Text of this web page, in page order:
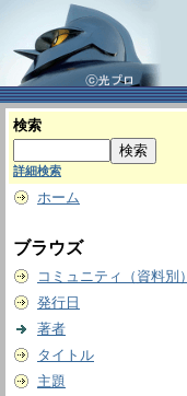
検索
詳細検索
ホーム
ブラウズ
コミュニティ（資料別）
発行日
著者
タイトル
主題